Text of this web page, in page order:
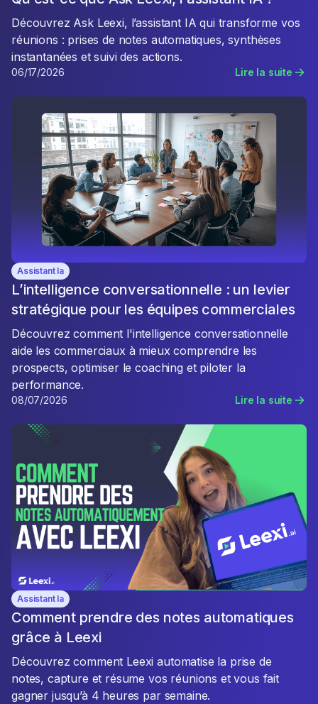
Découvrez Ask Leexi, l’assistant IA qui transforme vos
réunions : prises de notes automatiques, synthèses
instantanées et suivi des actions.
06/17/2026 Lire la suite
Assistant Ia
L’intelligence conversationnelle : un levier
stratégique pour les équipes commerciales
Découvrez comment l'intelligence conversationnelle
aide les commerciaux à mieux comprendre les
prospects, optimiser le coaching et piloter la
performance.
08/07/2026 Lire la suite
Assistant Ia
Comment prendre des notes automatiques
grâce à Leexi
Découvrez comment Leexi automatise la prise de
notes, capture et résume vos réunions et vous fait
gagner jusqu’à 4 heures par semaine.